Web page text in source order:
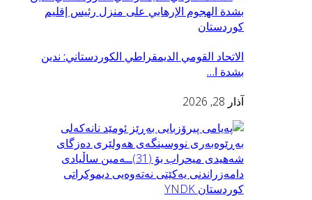
الاتحاد القومي الديمقراطي الكوردستاني: ندين
بشدة ا…
آذار 28, 2026